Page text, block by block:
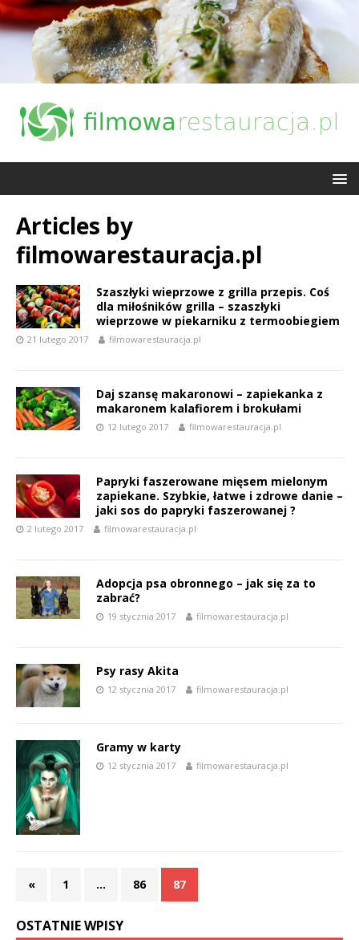
Articles by
filmowarestauracja.pl
Szaszłyki wieprzowe z grilla przepis. Coś
dla miłośników grilla – szaszłyki
wieprzowe w piekarniku z termoobiegiem
21 lutego 2017 filmowarestauracja.pl
Daj szansę makaronowi – zapiekanka z
makaronem kalafiorem i brokułami
12 lutego 2017 filmowarestauracja.pl
Papryki faszerowane mięsem mielonym
zapiekane. Szybkie, łatwe i zdrowe danie –
jaki sos do papryki faszerowanej ?
2 lutego 2017 filmowarestauracja.pl
Adopcja psa obronnego – jak się za to
zabrać?
19 stycznia 2017 filmowarestauracja.pl
Psy rasy Akita
12 stycznia 2017 filmowarestauracja.pl
Gramy w karty
12 stycznia 2017 filmowarestauracja.pl
« 1 … 86 87
OSTATNIE WPISY